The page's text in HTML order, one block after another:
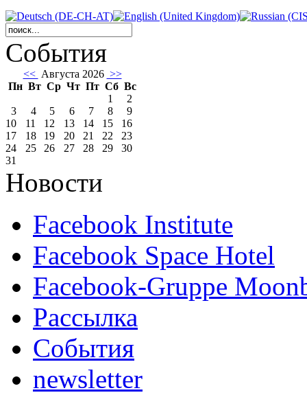
События
<< Августа 2026 >>
Пн Вт Ср Чт Пт Сб Вс
1
2
3
4 5 6 7 8
9
10
11 12 13 14 15
16
17
18 19 20 21 22
23
24
25 26 27 28 29
30
31
Новости
Facebook Institute
Facebook Space Hotel
Facebook-Gruppe
Рассылка
События
newsletter